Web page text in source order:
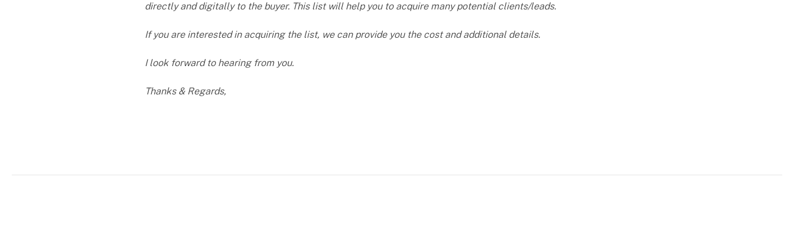
directly and digitally to the buyer. This list will help you to acquire many potential clients/leads.
If you are interested in acquiring the list, we can provide you the cost and additional details.
I look forward to hearing from you.
Thanks & Regards,